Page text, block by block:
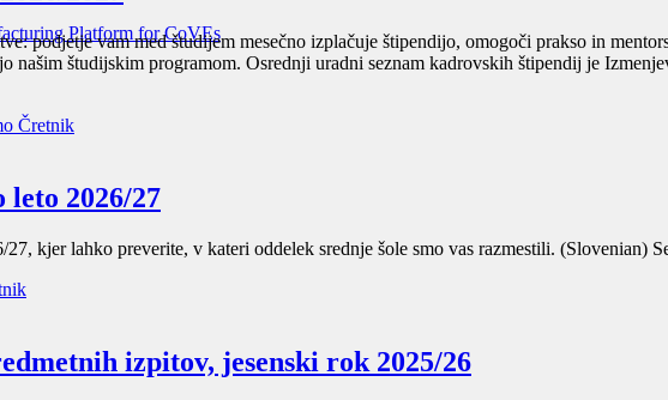
Platform for CoVEs
podjetje vam med študijem mesečno izplačuje štipendijo, omogoči prakso in
našim študijskim programom. Osrednji uradni seznam kadrovskih štipendij je
Čretnik
leto 2026/27
kjer lahko preverite, v kateri oddelek srednje šole smo vas razmestili. (Slovenian)
izpitov, jesenski rok 2025/26